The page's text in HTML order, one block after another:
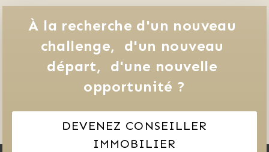
À la recherche d'un nouveau
challenge,
d'un nouveau
départ,
d'une nouvelle
opportunité ?
DEVENEZ CONSEILLER
IMMOBILIER